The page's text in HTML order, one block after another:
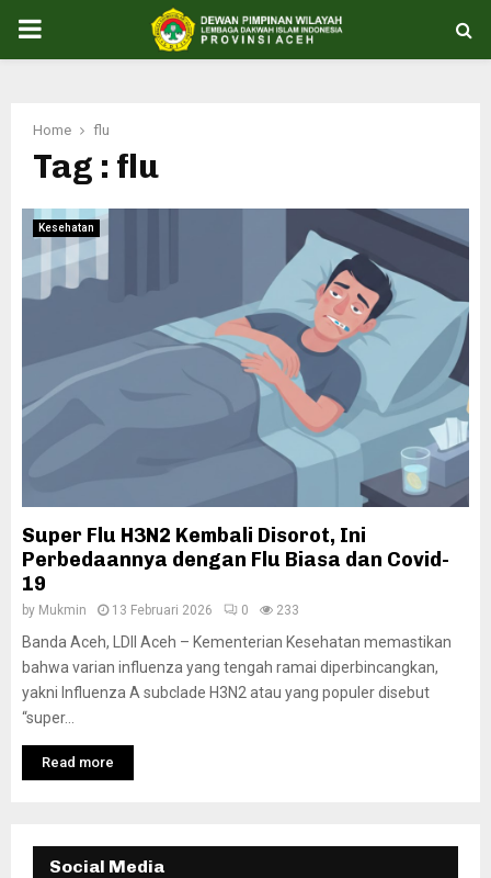
PRIMARY
Home flu
Tag : flu
Kesehatan
Super Flu H3N2 Kembali Disorot, Ini
Perbedaannya dengan Flu Biasa dan Covid-
19
by Mukmin 13 Februari 2026 0 233
Banda Aceh, LDII Aceh – Kementerian Kesehatan memastikan
bahwa varian influenza yang tengah ramai diperbincangkan,
yakni Influenza A subclade H3N2 atau yang populer disebut
“super...
Read more
Social Media